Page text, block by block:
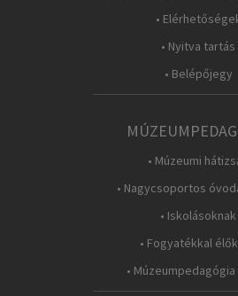
•
• Nyitva tartás
• Belépőjegy
• Múzeumi
• Nagycsoportos
• Iskolásoknak
• Fogyatékkal
•